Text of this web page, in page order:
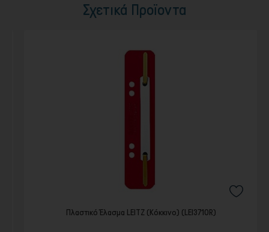
Σχετικά Προϊοντα
Πλαστικό Έλασμα LEITZ (Κόκκινο) (LEI3710R)